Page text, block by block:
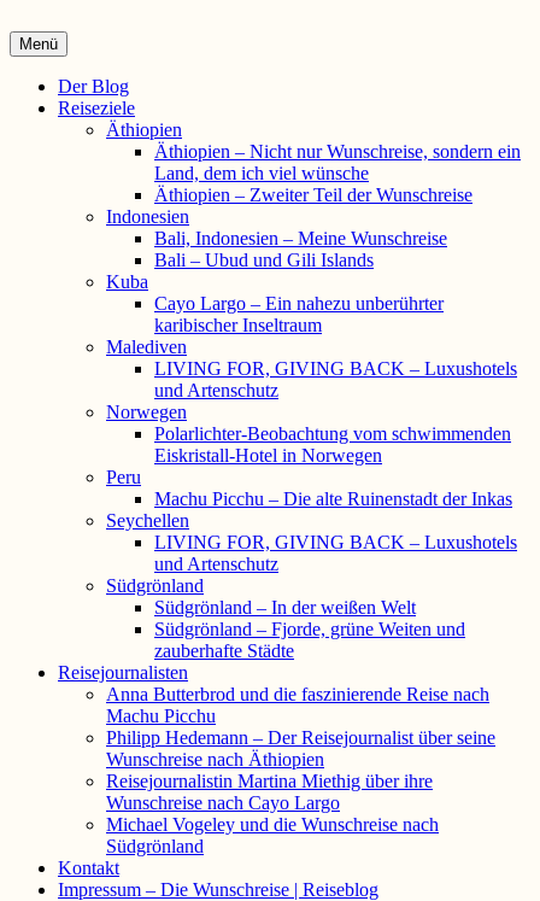
Die Wunschreise | Reiseblog
Reiseberichte und Interviews
Menü
Primäres
Menü
Der Blog
Reiseziele
Äthiopien
Äthiopien – Nicht nur Wunschreise, sondern ein
Land, dem ich viel wünsche
Äthiopien – Zweiter Teil der Wunschreise
Indonesien
Bali, Indonesien – Meine Wunschreise
Bali – Ubud und Gili Islands
Kuba
Cayo Largo – Ein nahezu unberührter
karibischer Inseltraum
Malediven
LIVING FOR, GIVING BACK – Luxushotels
und Artenschutz
Norwegen
Polarlichter-Beobachtung vom schwimmenden
Eiskristall-Hotel in Norwegen
Peru
Machu Picchu – Die alte Ruinenstadt der Inkas
Seychellen
LIVING FOR, GIVING BACK – Luxushotels
und Artenschutz
Südgrönland
Südgrönland – In der weißen Welt
Südgrönland – Fjorde, grüne Weiten und
zauberhafte Städte
Reisejournalisten
Anna Butterbrod und die faszinierende Reise nach
Machu Picchu
Philipp Hedemann – Der Reisejournalist über seine
Wunschreise nach Äthiopien
Reisejournalistin Martina Miethig über ihre
Wunschreise nach Cayo Largo
Michael Vogeley und die Wunschreise nach
Südgrönland
Kontakt
Impressum – Die Wunschreise | Reiseblog